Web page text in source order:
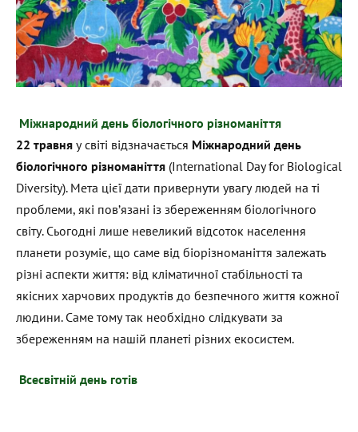
Міжнародний день біологічного різноманіття
22 травня у світі відзначається Міжнародний день
біологічного різноманіття (International Day for Biological
Diversity). Мета цієї дати привернути увагу людей на ті
проблеми, які пов’язані із збереженням біологічного
світу. Сьогодні лише невеликий відсоток населення
планети розуміє, що саме від біорізноманіття залежать
різні аспекти життя: від кліматичної стабільності та
якісних харчових продуктів до безпечного життя кожної
людини. Саме тому так необхідно слідкувати за
збереженням на нашій планеті різних екосистем.
Всесвітній день готів